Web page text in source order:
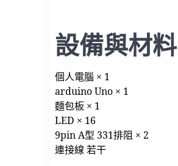
設備與材料
個人電腦 × 1
arduino Uno × 1
麵包板 × 1
LED × 16
9pin A型 331排阻 × 2
連接線 若干